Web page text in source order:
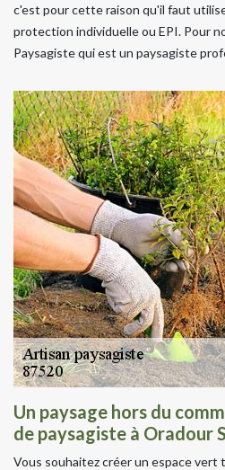
c'est pour cette raison qu'il faut
protection individuelle ou EPI. Pour
Paysagiste qui est un paysagiste
Un paysage hors du
de paysagiste à Oradour
Vous souhaitez créer un espace vert